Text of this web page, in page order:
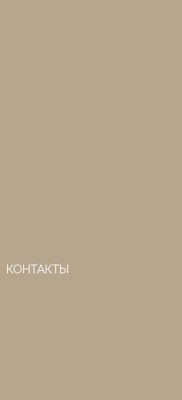
КОНТАКТЫ